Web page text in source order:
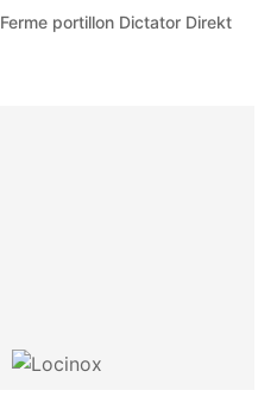
Ferme portillon Dictator Direkt